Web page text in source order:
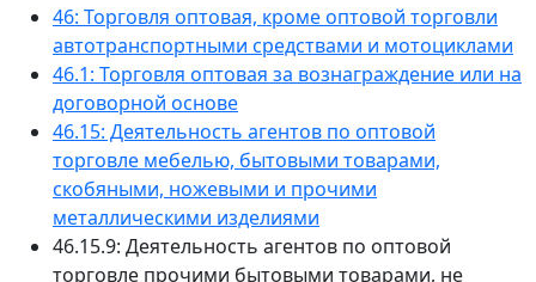
46: Торговля оптовая, кроме оптовой торговли
автотранспортными средствами и мотоциклами
46.1: Торговля оптовая за вознаграждение или на
договорной основе
46.15: Деятельность агентов по оптовой
торговле мебелью, бытовыми товарами,
скобяными, ножевыми и прочими
металлическими изделиями
46.15.9: Деятельность агентов по оптовой
торговле прочими бытовыми товарами, не